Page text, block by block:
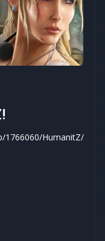
1766060/HumanitZ/